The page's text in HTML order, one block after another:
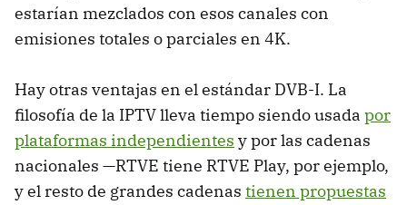
estarían mezclados con esos canales con
emisiones totales o parciales en 4K.
Hay otras ventajas en el estándar DVB-I. La
filosofía de la IPTV lleva tiempo siendo usada por
plataformas independientes y por las cadenas
nacionales —RTVE tiene RTVE Play, por ejemplo,
y el resto de grandes cadenas tienen propuestas